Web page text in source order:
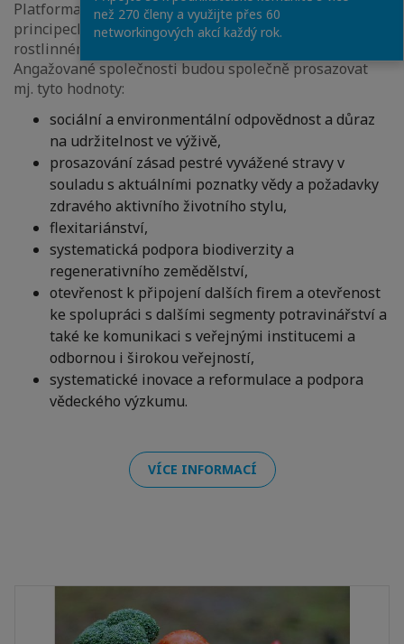
Platforma Plant Based se mj. shodla na základních
principech výroby, distribuce a marketingu potravin na
rostlinném základě – plant based – v České republice.
Angažované společnosti budou společně prosazovat
mj. tyto hodnoty:
sociální a environmentální odpovědnost a důraz
na udržitelnost ve výživě,
prosazování zásad pestré vyvážené stravy v
souladu s aktuálními poznatky vědy a požadavky
zdravého aktivního životního stylu,
flexitariánství,
systematická podpora biodiverzity a
regenerativního zemědělství,
otevřenost k připojení dalších firem a otevřenost
ke spolupráci s dalšími segmenty potravinářství a
také ke komunikaci s veřejnými institucemi a
odbornou i širokou veřejností,
systematické inovace a reformulace a podpora
vědeckého výzkumu.
VÍCE INFORMACÍ
než 270 členy a využijte přes 60
networkingových akcí každý rok.